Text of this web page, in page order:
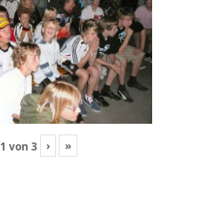
1 von 3 › »